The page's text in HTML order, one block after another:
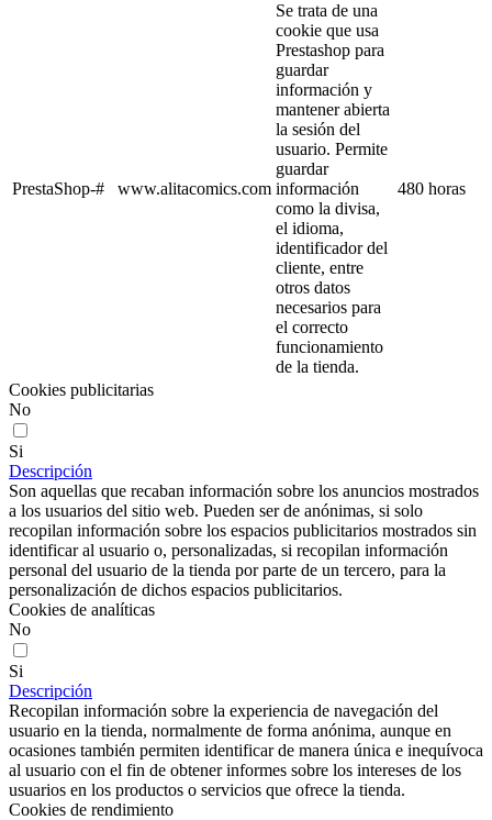
PrestaShop-# www.alitacomics.com
Se trata de una
cookie que usa
Prestashop para
guardar
información y
mantener abierta
la sesión del
usuario. Permite
guardar
información
como la divisa,
el idioma,
identificador del
cliente, entre
otros datos
necesarios para
el correcto
funcionamiento
de la tienda.
480 horas
Cookies publicitarias
No
Si
Descripción
Son aquellas que recaban información sobre los anuncios mostrados
a los usuarios del sitio web. Pueden ser de anónimas, si solo
recopilan información sobre los espacios publicitarios mostrados sin
identificar al usuario o, personalizadas, si recopilan información
personal del usuario de la tienda por parte de un tercero, para la
personalización de dichos espacios publicitarios.
Cookies de analíticas
No
Si
Descripción
Recopilan información sobre la experiencia de navegación del
usuario en la tienda, normalmente de forma anónima, aunque en
ocasiones también permiten identificar de manera única e inequívoca
al usuario con el fin de obtener informes sobre los intereses de los
usuarios en los productos o servicios que ofrece la tienda.
Cookies de rendimiento